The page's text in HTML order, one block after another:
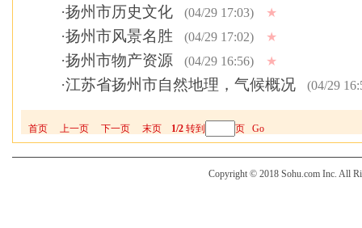
·扬州市历史文化 (04/29 17:03) ★
·扬州市风景名胜 (04/29 17:02) ★
·扬州市物产资源 (04/29 16:56) ★
·江苏省扬州市自然地理，气候概况 (04/29
首页 上一页 下一页 末页 1/2转到 页 Go
Copyright © 2018 Sohu.com Inc. All